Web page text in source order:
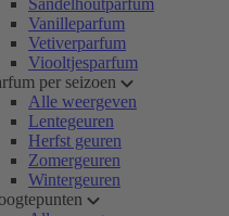
Sandelhoutparfum
Vanilleparfum
Vetiverparfum
Viooltjesparfum
per seizoen
Alle weergeven
Lentegeuren
Herfst geuren
Zomergeuren
Wintergeuren